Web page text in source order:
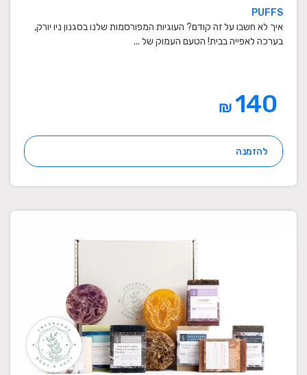
PUFFS
איך לא חשבו על זה קודם? העוגיות המפורסמות שלנו בסגנון ניו יורק,
בערכה לאפייה בבית! הטעם העמוק של ...
₪
להזמנה